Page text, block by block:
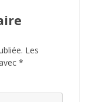
Les
*